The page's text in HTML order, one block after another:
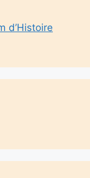
d’Histoire